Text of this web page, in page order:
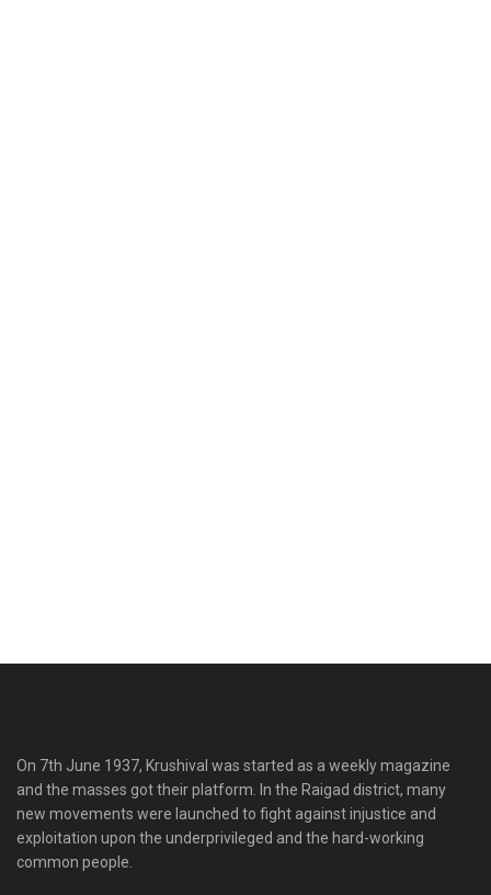
On 7th June 1937, Krushival was started as a weekly magazine
and the masses got their platform. In the Raigad district, many
new movements were launched to fight against injustice and
exploitation upon the underprivileged and the hard-working
common people.